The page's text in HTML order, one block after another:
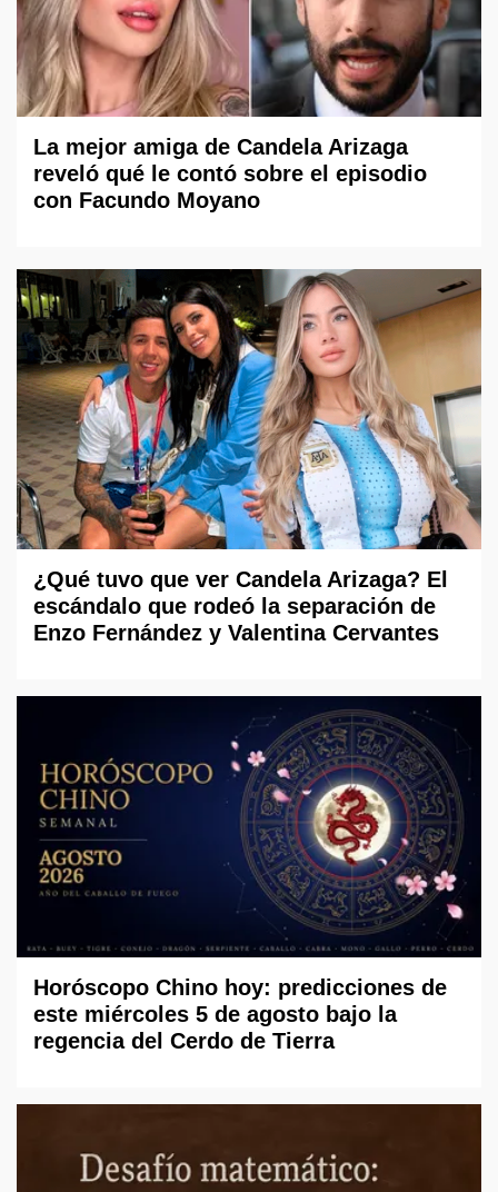
La mejor amiga de Candela Arizaga
reveló qué le contó sobre el episodio
con Facundo Moyano
¿Qué tuvo que ver Candela Arizaga? El
escándalo que rodeó la separación de
Enzo Fernández y Valentina Cervantes
Horóscopo Chino hoy: predicciones de
este miércoles 5 de agosto bajo la
regencia del Cerdo de Tierra